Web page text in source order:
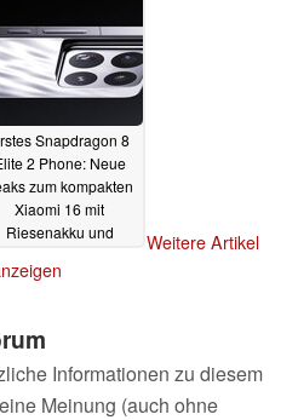
Snapdragon 8
2 Phone: Neue
zum kompakten
Xiaomi 16 mit
Riesenakku und
Kamera12.05.2025
Weitere Artikel
Informationen zu diesem
Meinung (auch ohne